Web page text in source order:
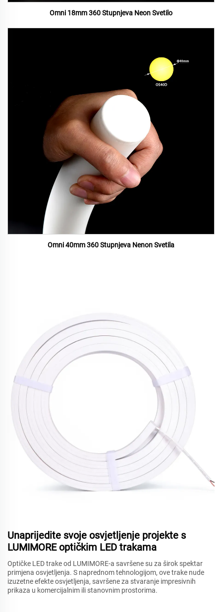
Omni 18mm 360 Stupnjeva Neon Svetilo
Omni 40mm 360 Stupnjeva Nenon Svetila
Unaprijedite svoje osvjetljenje projekte s
LUMIMORE optičkim LED trakama
Optičke LED trake od LUMIMORE-a savršene su za širok spektar
primjena osvjetljenja. S naprednom tehnologijom, ove trake nude
izuzetne efekte osvjetljenja, savršene za stvaranje impresivnih
prikaza u komercijalnim ili stanovnim prostorima.